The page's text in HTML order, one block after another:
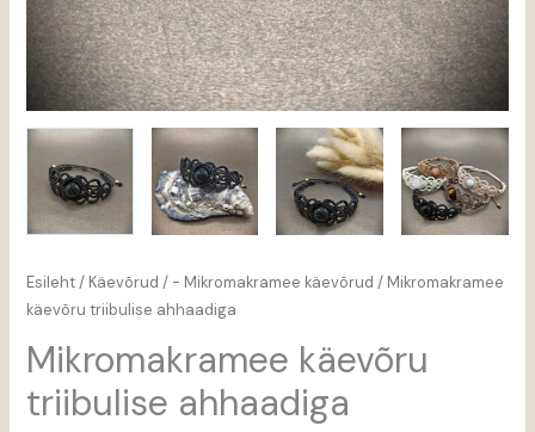
Esileht/ Käevõrud / - Mikromakramee käevõrud / Mikromakramee
käevõru triibulise ahhaadiga
Mikromakramee käevõru
triibulise ahhaadiga